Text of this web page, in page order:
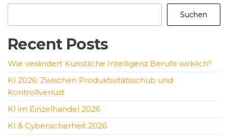
Suchen
Recent Posts
Wie verändert Künstliche Intelligenz Berufe wirklich?
KI 2026: Zwischen Produktivitätsschub und
Kontrollverlust
KI im Einzelhandel 2026
KI & Cybersicherheit 2026